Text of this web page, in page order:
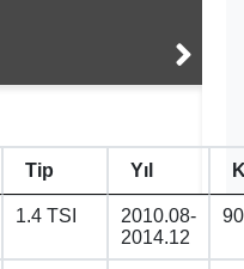
Tip Yıl
1.4 TSI
2010.08-
2014.12
90